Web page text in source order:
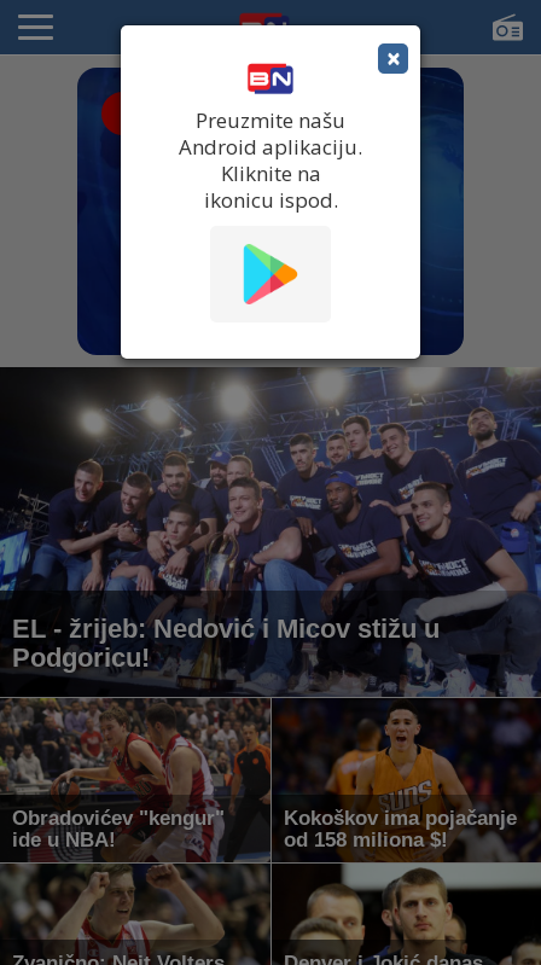
EL - žrijeb: Nedović i Micov stižu u
Podgoricu!
Obradovićev "kengur"
ide u NBA!
Kokoškov ima pojačanje
od 158 miliona $!
×
Preuzmite našu
Android aplikaciju.
Kliknite na
ikonicu ispod.